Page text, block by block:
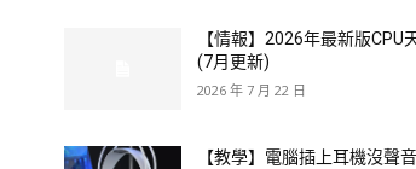
【情報】2026年最新版CPU
(7月更新)
2026 年 7 月 22 日
【教學】電腦插上耳機沒聲